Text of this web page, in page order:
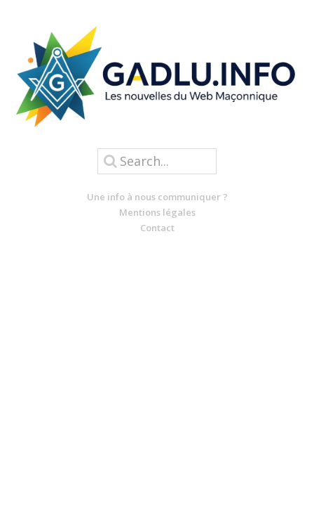
Une info à nous communiquer ?
Mentions légales
Contact